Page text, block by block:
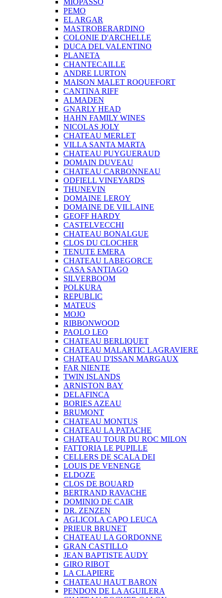
MIOPASSO
PEMO
EL ARGAR
MASTROBERARDINO
COLONIE D'ARCHELLE
DUCA DEL VALENTINO
PLANETA
CHANTECAILLE
ANDRE LURTON
MAISON MALET ROQUEFORT
CANTINA RIFF
ALMADEN
GNARLY HEAD
HAHN FAMILY WINES
NICOLAS JOLY
CHATEAU MERLET
VILLA SANTA MARTA
CHATEAU PUYGUERAUD
DOMAIN DUVEAU
CHATEAU CARBONNEAU
ODFIELL VINEYARDS
THUNEVIN
DOMAINE LEROY
DOMAINE DE VILLAINE
GEOFF HARDY
CASTELVECCHI
CHATEAU BONALGUE
CLOS DU CLOCHER
TENUTE EMERA
CHATEAU LABEGORCE
CASA SANTIAGO
SILVERBOOM
POLKURA
REPUBLIC
MATEUS
MOJO
RIBBONWOOD
PAOLO LEO
CHATEAU BERLIQUET
CHATEAU MALARTIC LAGRAVIERE
CHATEAU D'ISSAN MARGAUX
FAR NIENTE
TWIN ISLANDS
ARNISTON BAY
DELAFINCA
BORIES AZEAU
BRUMONT
CHATEAU MONTUS
CHATEAU LA PATACHE
CHATEAU TOUR DU ROC MILON
FATTORIA LE PUPILLE
CELLERS DE SCALA DEI
LOUIS DE VENENGE
ELDOZE
CLOS DE BOUARD
BERTRAND RAVACHE
DOMINIO DE CAIR
DR. ZENZEN
AGLICOLA CAPO LEUCA
PRIEUR BRUNET
CHATEAU LA GORDONNE
GRAN CASTILLO
JEAN BAPTISTE AUDY
GIRO RIBOT
LA CLAPIERE
CHATEAU HAUT BARON
PENDON DE LA AGUILERA